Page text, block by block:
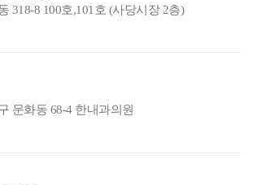
318-8 100호,101호 (사당시장 2층)
문화동 68-4 한내과의원